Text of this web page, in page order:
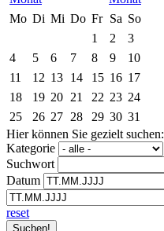
Mo Di Mi Do Fr Sa So
1
2
3
4
5 6 7 8 9
10
11
12 13 14 15 16 17
18
19 20 21 22 23 24
25
26 27 28 29 30 31
Hier können Sie gezielt suchen:
Kategorie
Suchwort
Datum
reset